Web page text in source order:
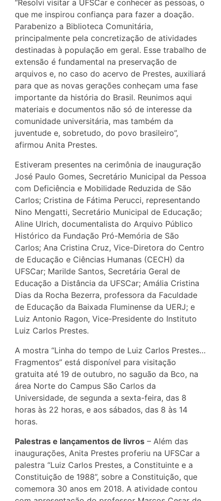
“Resolvi visitar a UFSCar e conhecer as pessoas, o
que me inspirou confiança para fazer a doação.
Parabenizo a Biblioteca Comunitária,
principalmente pela concretização de atividades
destinadas à população em geral. Esse trabalho de
extensão é fundamental na preservação de
arquivos e, no caso do acervo de Prestes, auxiliará
para que as novas gerações conheçam uma fase
importante da história do Brasil. Reunimos aqui
materiais e documentos não só de interesse da
comunidade universitária, mas também da
juventude e, sobretudo, do povo brasileiro”,
afirmou Anita Prestes.
Estiveram presentes na cerimônia de inauguração
José Paulo Gomes, Secretário Municipal da Pessoa
com Deficiência e Mobilidade Reduzida de São
Carlos; Cristina de Fátima Perucci, representando
Nino Mengatti, Secretário Municipal de Educação;
Aline Ulrich, documentalista do Arquivo Público
Histórico da Fundação Pró-Memória de São
Carlos; Ana Cristina Cruz, Vice-Diretora do Centro
de Educação e Ciências Humanas (CECH) da
UFSCar; Marilde Santos, Secretária Geral de
Educação a Distância da UFSCar; Amália Cristina
Dias da Rocha Bezerra, professora da Faculdade
de Educação da Baixada Fluminense da UERJ; e
Luiz Antonio Ragon, Vice-Presidente do Instituto
Luiz Carlos Prestes.
A mostra “Linha do tempo de Luiz Carlos Prestes…
Fragmentos” está disponível para visitação
gratuita até 19 de outubro, no saguão da Bco, na
área Norte do Campus São Carlos da
Universidade, de segunda a sexta-feira, das 8
horas às 22 horas, e aos sábados, das 8 às 14
horas.
Palestras e lançamentos de livros – Além das
inaugurações, Anita Prestes proferiu na UFSCar a
palestra “Luiz Carlos Prestes, a Constituinte e a
Constituição de 1988”, sobre a Constituição, que
comemora 30 anos em 2018. A atividade contou